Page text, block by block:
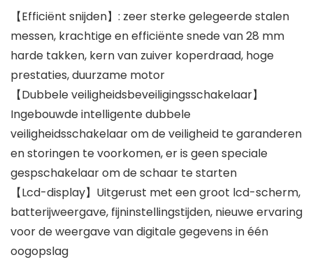
【Efficiënt snijden】: zeer sterke gelegeerde stalen
messen, krachtige en efficiënte snede van 28 mm
harde takken, kern van zuiver koperdraad, hoge
prestaties, duurzame motor
【Dubbele veiligheidsbeveiligingsschakelaar】
Ingebouwde intelligente dubbele
veiligheidsschakelaar om de veiligheid te garanderen
en storingen te voorkomen, er is geen speciale
gespschakelaar om de schaar te starten
【Lcd-display】Uitgerust met een groot lcd-scherm,
batterijweergave, fijninstellingstijden, nieuwe ervaring
voor de weergave van digitale gegevens in één
oogopslag